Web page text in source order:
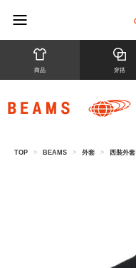
商品 穿搭
TOP > BEAMS > 外套 > 西裝外套